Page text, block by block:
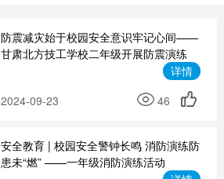
防震减灾始于校园安全意识牢记心间——
甘肃北方技工学校二年级开展防震演练
详情
2024-09-23
46
安全教育 | 校园安全警钟长鸣 消防演练防
患未“燃” ——一年级消防演练活动